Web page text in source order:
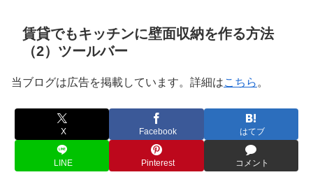
賃貸でもキッチンに壁面収納を作る方法
（2）ツールバー
当ブログは広告を掲載しています。詳細はこちら 。
X Facebook はてブ
LINE Pinterest コメント